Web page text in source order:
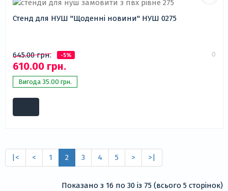
Стенд для НУШ "Щоденні новини" НУШ 0275
645.00 грн. -5%
610.00 грн.
Вигода 35.00 грн.
0
|< < 1 2 3 4 5 > >|
Показано з 16 по 30 із 75 (всього 5 сторінок)